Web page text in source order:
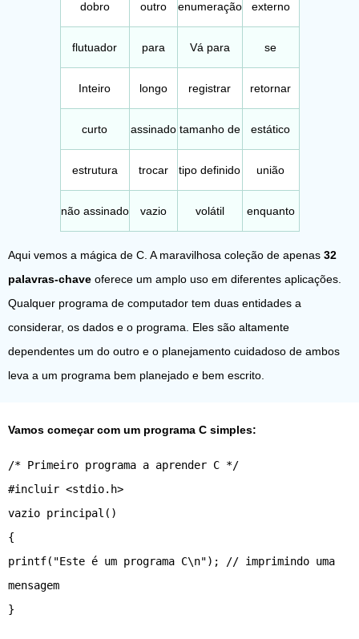
dobro outro enumeração externo
flutuador para Vá para se
Inteiro longo registrar retornar
curto assinado tamanho de estático
estrutura trocar tipo definido união
não assinado vazio volátil enquanto
Aqui vemos a mágica de C. A maravilhosa coleção de apenas 32
palavras-chave oferece um amplo uso em diferentes aplicações.
Qualquer programa de computador tem duas entidades a
considerar, os dados e o programa. Eles são altamente
dependentes um do outro e o planejamento cuidadoso de ambos
leva a um programa bem planejado e bem escrito.
Vamos começar com um programa C simples:
/* Primeiro programa a aprender C */
#incluir <stdio.h>
vazio principal()
{
printf("Este é um programa C\n"); // imprimindo uma
mensagem
}